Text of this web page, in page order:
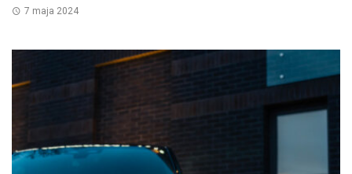
7 maja 2024